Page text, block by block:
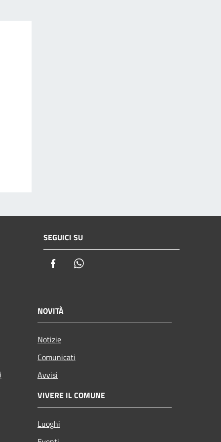
SEGUICI SU
Facebook
NOVITÀ
Notizie
Comunicati
Avvisi
VIVERE IL COMUNE
Luoghi